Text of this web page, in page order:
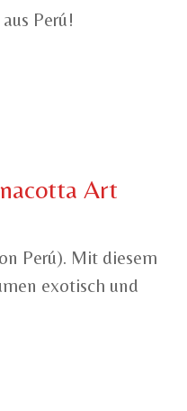
Perú!
Art
Perú). Mit diesem
exotisch und